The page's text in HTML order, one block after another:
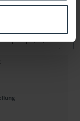
Tap-Kopf (3A)